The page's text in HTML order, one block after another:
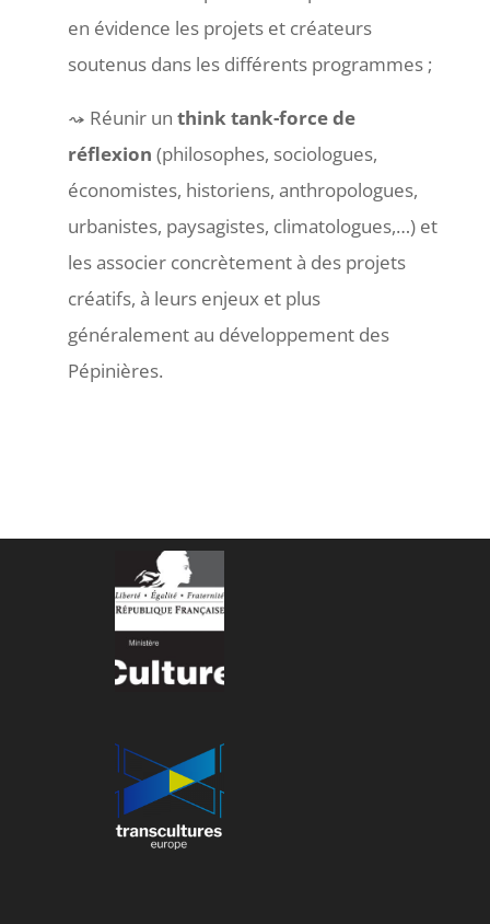
en évidence les projets et créateurs
soutenus dans les différents programmes ;
Réunir un think tank-force de
réflexion (philosophes, sociologues,
économistes, historiens, anthropologues,
urbanistes, paysagistes, climatologues,…) et
les associer concrètement à des projets
créatifs, à leurs enjeux et plus
généralement au développement des
Pépinières.